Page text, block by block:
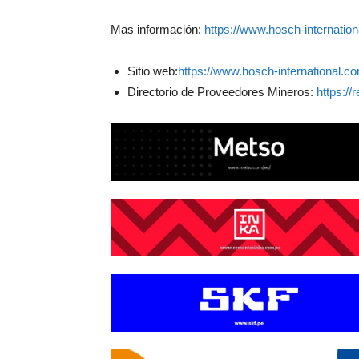
Mas información: https://www.hosch-
Sitio web:https://www.hosch-
Directorio de Proveedores Mineros: https://